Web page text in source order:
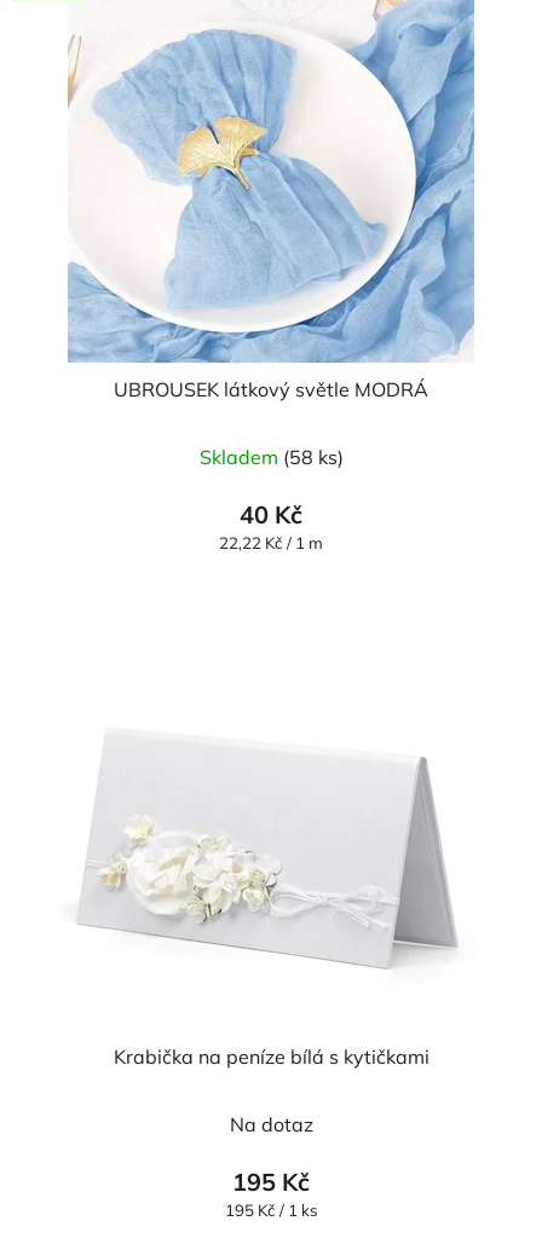
UBROUSEK látkový světle MODRÁ
Skladem (58 ks)
40 Kč
Měrná
22,22 Kč / 1 m
Krabička na peníze bílá s kytičkami
hodnocení
produktu
je
Na dotaz
195 Kč
Měrná
195 Kč / 1 ks